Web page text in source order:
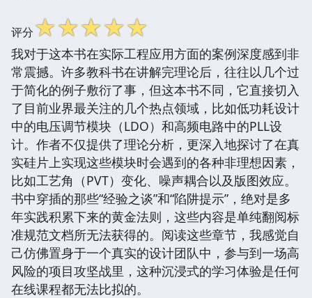
评分☆☆☆☆☆
我对于这本书在实际工程应用方面的案例深度感到非
常震撼。许多教科书在讲解完理论后，往往以几个过
于简化的例子敷衍了事，但这本书不同，它直接切入
了目前业界最关注的几个热点领域，比如低功耗设计
中的电压调节模块（LDO）和高频电路中的PLL设
计。作者不仅提供了理论分析，更深入地探讨了在真
实硅片上实现这些模块时会遇到的各种非理想因素，
比如工艺角（PVT）变化、噪声耦合以及版图效应。
书中穿插的那些“经验之谈”和“陷阱提示”，绝对是多
年实践积累下来的黄金法则，这些内容是单纯翻阅标
准规范文档所无法获得的。阅读这些章节，我感觉自
己仿佛置身于一个真实的设计团队中，参与到一场高
风险的项目攻坚战里，这种沉浸式的学习体验是任何
在线课程都无法比拟的。